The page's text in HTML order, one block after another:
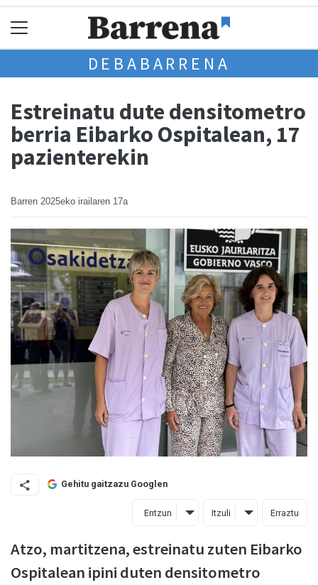
DEBABARRENA
Estreinatu dute densitometro
berria Eibarko Ospitalean, 17
pazienterekin
Barren 2025eko irailaren 17a
Gehitu gaitzazu Googlen
Entzun Itzuli Erraztu
Atzo, martitzena, estreinatu zuten Eibarko
Ospitalean ipini duten densitometro